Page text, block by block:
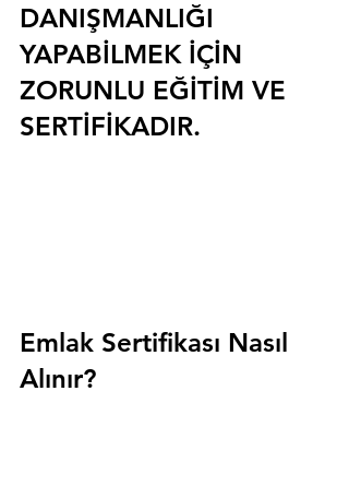
DANIŞMANLIĞI
YAPABİLMEK İÇİN
ZORUNLU EĞİTİM VE
SERTİFİKADIR.
Emlak Sertifikası Nasıl
Alınır?